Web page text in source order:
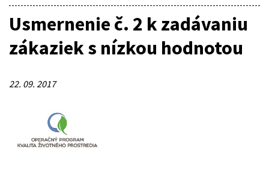
Usmernenie č. 2 k zadávaniu
zákaziek s nízkou hodnotou
22. 09. 2017